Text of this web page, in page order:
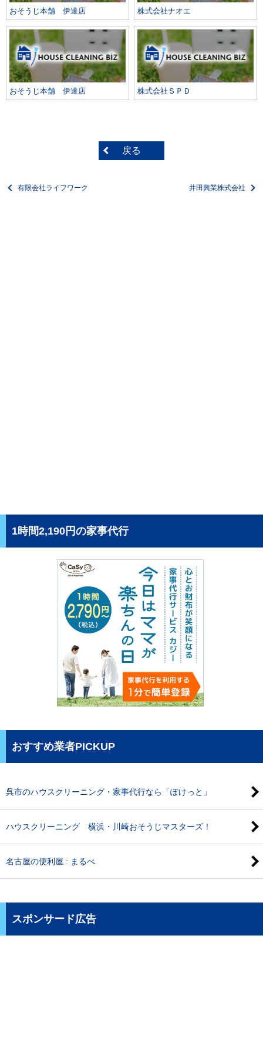
おそうじ本舗 伊達店 株式会社ナオエ
おそうじ本舗 伊達店 株式会社ＳＰＤ
戻る
有限会社ライフワーク 井田興業株式会社
1時間2,190円の家事代行
おすすめ業者PICKUP
呉市のハウスクリーニング・家事代行なら「ぽけっと」
ハウスクリーニング 横浜・川崎おそうじマスターズ！
名古屋の便利屋 : まるべ
スポンサード広告